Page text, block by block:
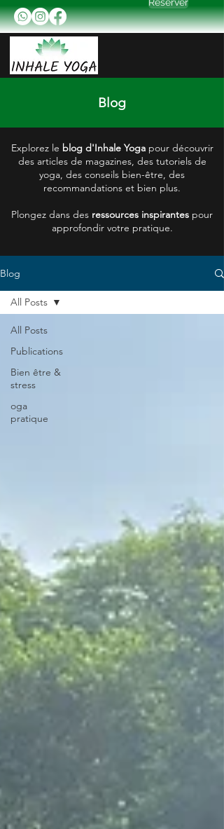
Blog
Explorez le blog d'Inhale Yoga pour découvrir
des articles de magazines, des tutoriels de
yoga, des conseils bien-être, des
recommandations et bien plus.
Plongez dans des ressources inspirantes pour
approfondir votre pratique.
Blog
All Posts
Publications
Bien être &
stress
oga
pratique
All Posts